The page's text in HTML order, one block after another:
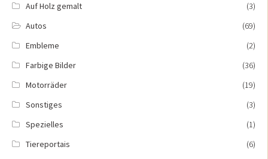
Auf Holz gemalt
(3)
Autos
(69)
Embleme
(2)
Farbige Bilder
(36)
Motorräder
(19)
Sonstiges
(3)
Spezielles
(1)
Tiereportais
(6)